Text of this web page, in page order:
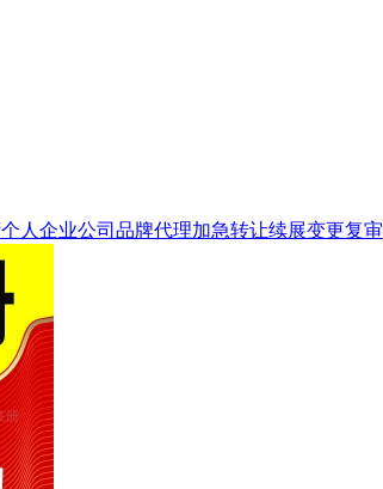
人企业公司品牌代理加急转让续展变更复审